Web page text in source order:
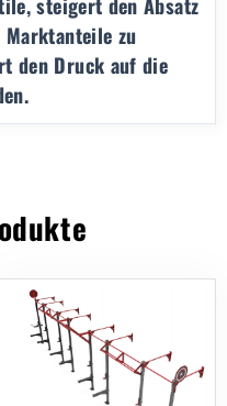
zu
den Druck auf die